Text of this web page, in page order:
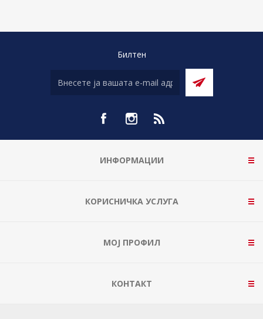
Билтен
ИНФОРМАЦИИ
КОРИСНИЧКА УСЛУГА
МОЈ ПРОФИЛ
КОНТАКТ